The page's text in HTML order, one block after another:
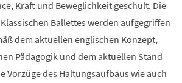
Kraft und Beweglichkeit geschult. Die
Ballettes werden aufgegriffen
dem aktuellen englischen Konzept,
Pädagogik und dem aktuellen Stand
Vorzüge des Haltungsaufbaus wie auch